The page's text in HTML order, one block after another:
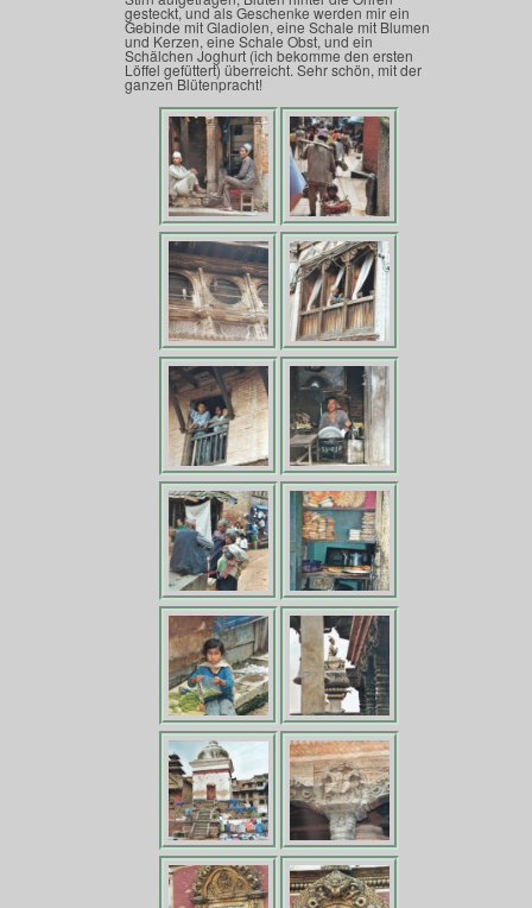
gesteckt, und als Geschenke werden mir ein
Gebinde mit Gladiolen, eine Schale mit Blumen
und Kerzen, eine Schale Obst, und ein
Schälchen Joghurt (ich bekomme den ersten
Löffel gefüttert) überreicht. Sehr schön, mit der
ganzen Blütenpracht!